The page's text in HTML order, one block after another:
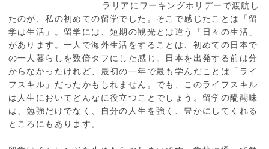
ラリアにワーキングホリデーで渡航し
たのが、私の初めての留学でした。そこで感じたことは「留
学は生活」。留学には、短期の観光とは違う「日々の生活」
があります。一人で海外生活をすることは、初めての日本で
の一人暮らしを数倍タフにした感じ。日本を出発する前は分
からなかったけれど、最初の一年で最も学んだことは「ライ
フスキル」だったかもしれません。でも、このライフスキル
は人生においてどんなに役立つことでしょう。留学の醍醐味
は、勉強だけでなく、自分の人生を強く、豊かにしてくれる
ところにもあります。